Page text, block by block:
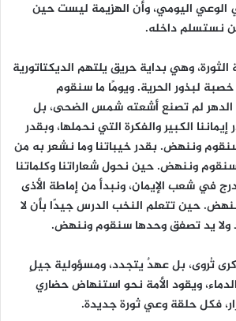
الوعي اليومي، وأن الهزيمة ليست حين
نستسلم داخله.
وهي بداية حريق يلتهم الديكتاتورية
لبذور الحرية. ويومًا ما سنقوم
لم تصنع أشعته شمس الضحى، بل
الكبير والفكرة التي نحملها، وبقدر
سنقوم وننهض. بقدر خيباتنا وما نشعر به من
وننهض. حين نحول شعاراتنا وكلماتنا
في شعب الإيمان، ونبدأ من إماطة الأذى
حين تتعلم النخب الدرس جيدًا بأن لا
ولا يد تصفق وحدها سنقوم وننهض.
تُروى، بل عهدٌ يتجدد، ومسؤولية جيلٍ
ويقود الأمة نحو استنهاض حضاري
فكل حلقة وعي ثورة جديدة.